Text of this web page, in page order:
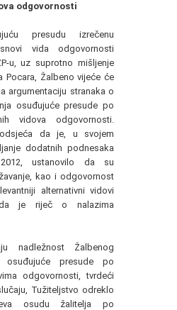
odgovornosti
presudu izrečenu
vida odgovornosti
u, uz suprotno mišljenje
Pocara, Žalbeno vijeće će
argumentaciju stranaka o
osuđujuće presude po
vidova odgovornosti.
da je, u svojem
dodatnih podnesaka
ustanovilo da su
kao i odgovornost
alternativni vidovi
je riječ o nalazima
nadležnost Žalbenog
presude po
odgovornosti, tvrdeći
Tužiteljstvo odreklo
osudu žalitelja po